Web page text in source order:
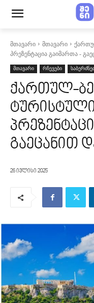
მთავარი მთავარი
პრეზენტაცია გაიმართა -
მთავარი რჩევები
ქართულ-
გაეცანით
26 ივლისი 2025